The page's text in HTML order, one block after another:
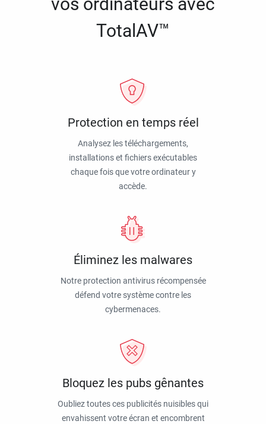
TotalAV™
Protection en temps réel
Analysez les téléchargements,
installations et fichiers exécutables
chaque fois que votre ordinateur y
accède.
Éliminez les malwares
Notre protection antivirus récompensée
défend votre système contre les
cybermenaces.
Bloquez les pubs gênantes
Oubliez toutes ces publicités nuisibles qui
envahissent votre écran et encombrent